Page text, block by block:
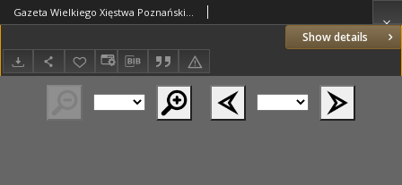
Show details
Gazeta Wielkiego Xięstwa Poznańskiego 1825.07.23 Nr59